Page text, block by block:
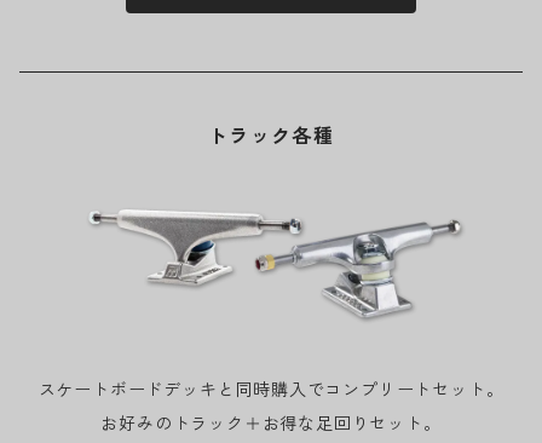
トラック各種
スケートボードデッキと同時購入でコンプリートセット。
お好みのトラック＋お得な足回りセット。